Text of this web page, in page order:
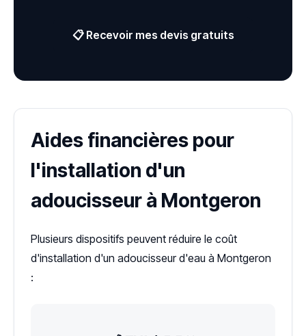
📋 Recevoir mes devis gratuits
Aides financières pour
l'installation d'un
adoucisseur à Montgeron
Plusieurs dispositifs peuvent réduire le coût
d'installation d'un adoucisseur d'eau à Montgeron
: